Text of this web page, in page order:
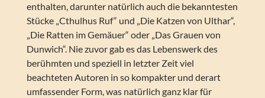
enthalten, darunter natürlich auch die bekanntesten
Stücke „Cthulhus Ruf“ und „Die Katzen von Ulthar“,
„Die Ratten im Gemäuer“ oder „Das Grauen von
Dunwich“. Nie zuvor gab es das Lebenswerk des
berühmten und speziell in letzter Zeit viel
beachteten Autoren in so kompakter und derart
umfassender Form, was natürlich ganz klar für